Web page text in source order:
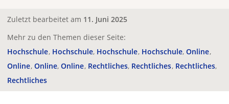
Zuletzt bearbeitet am 11. Juni 2025
Mehr zu den Themen dieser Seite:
Hochschule Hochschule Hochschule Hochschule Online
Online Online Online Rechtliches Rechtliches Rechtliches
Rechtliches